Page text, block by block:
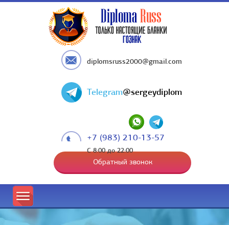
diplomsruss2000@gmail.com
Telegram@sergeydiplom
+7 (983) 210-13-57
С 8:00 до 22:00
Обратный звонок